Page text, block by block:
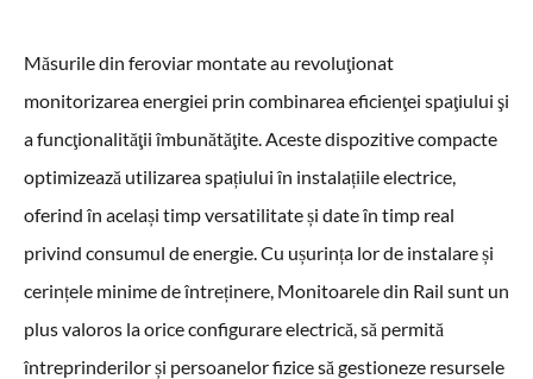
Măsurile din feroviar montate au revoluţionat
monitorizarea energiei prin combinarea eficienţei spaţiului şi
a funcţionalităţii îmbunătăţite. Aceste dispozitive compacte
optimizează utilizarea spațiului în instalațiile electrice,
oferind în același timp versatilitate și date în timp real
privind consumul de energie. Cu ușurința lor de instalare și
cerințele minime de întreținere, Monitoarele din Rail sunt un
plus valoros la orice configurare electrică, să permită
întreprinderilor și persoanelor fizice să gestioneze resursele